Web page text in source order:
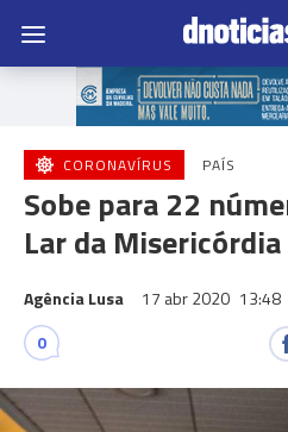
CORONAVÍRUS PAÍS
Sobe para 22
Lar da
Agência Lusa 17 abr 2020 13:48
0